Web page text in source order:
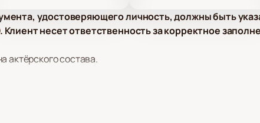
удостоверяющего личность, должны быть
несет ответственность за корректное
актёрского состава.